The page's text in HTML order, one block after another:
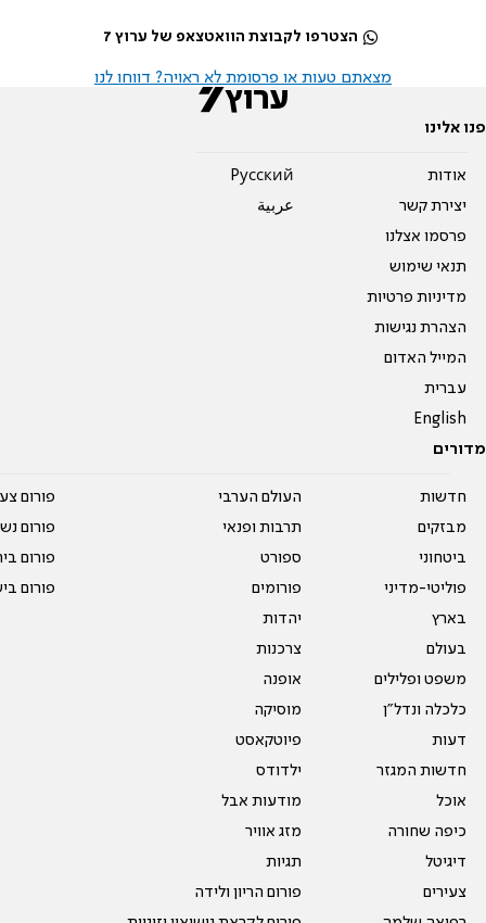
הצטרפו לקבוצת הוואטצאפ של ערוץ 7
מצאתם טעות או פרסומת לא ראויה? דווחו לנו
פנו אלינו
אודות
יצירת קשר
פרסמו אצלנו
תנאי שימוש
מדיניות פרטיות
הצהרת נגישות
המייל האדום
עברית
English
Pусский
عربية
מדורים
חדשות
מבזקים
ביטחוני
פוליטי-מדיני
בארץ
בעולם
משפט ופלילים
כלכלה ונדל"ן
דעות
חדשות המגזר
אוכל
כיפה שחורה
דיגיטל
צעירים
העולם הערבי
תרבות ופנאי
ספורט
פורומים
יהדות
צרכנות
אופנה
מוסיקה
פיוטקאסט
ילדודס
מודעות אבל
מזג אוויר
תגיות
פורום הריון ולידה
פורום
פורום
פורום
פורום